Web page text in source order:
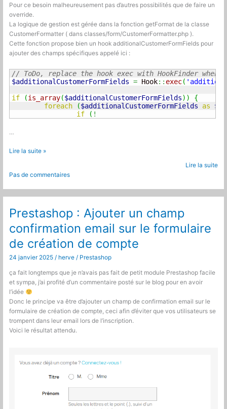
Pour ce besoin malheureusement pas d’autres possibilités que de faire un
override.
La logique de gestion est gérée dans la fonction getFormat de la classe
CustomerFormatter ( dans classes/form/CustomerFormatter.php ).
Cette fonction propose bien un hook additionalCustomerFormFields pour
ajouter des champs spécifiques appelé ici :
// ToDo, replace the hook exec with HookFinder when
$additionalCustomerFormFields = Hook:: exec(
if
(is_array($additionalCustomerFormFields) )
{
foreach
($additionalCustomerFormFields as
if
( !
…
Prestashop
les
champs
du
formulaire
de
création
compte
Lire la suite »
Lire la suite
Pas de commentaires
Prestashop : Ajouter un champ
confirmation email sur le formulaire
de création de compte
24 janvier 2025/ herve/ Prestashop
ça fait longtemps que je n’avais pas fait de petit module Prestashop facile
et sympa, j’ai profité d’un commentaire posté sur le blog pour en avoir
l’idée
Donc le principe va être d’ajouter un champ de confirmation email sur le
formulaire de création de compte, ceci afin d’éviter que vos utilisateurs se
trompent dans leur email lors de l’inscription.
Voici le résultat attendu.